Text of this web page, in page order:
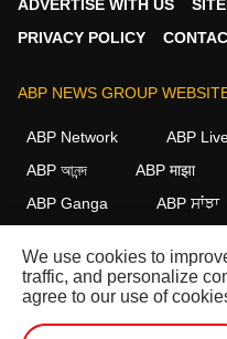
ADVERTISE WITH US
PRIVACY POLICY
ABP NEWS GROUP
ABP Network ABP
ABP আনন্দ
ABP माझा
ABP Ganga
ABP ਸਾਂਝਾ
FOLLOW US
This website follows the
We use cookies to
traffic, and personalize
agree to our use of